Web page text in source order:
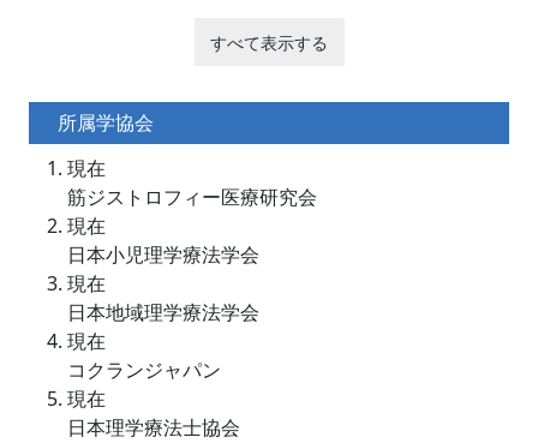
すべて表示する
所属学協会
現在
筋ジストロフィー医療研究会
現在
日本小児理学療法学会
現在
日本地域理学療法学会
現在
コクランジャパン
現在
日本理学療法士協会